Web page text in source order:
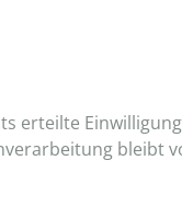
erteilte
bleibt